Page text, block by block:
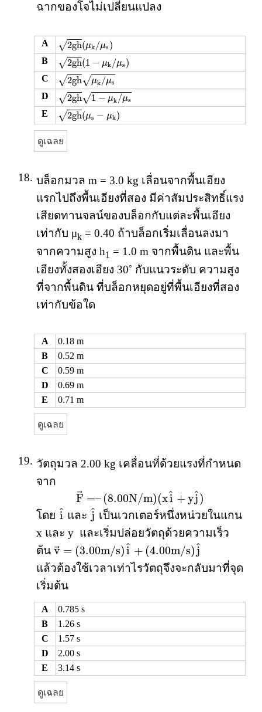
ฉากของโจไม่เปลี่ยนแปลง
A √2gh(μk /μs)
2gh(μk/μs)
B √2gh(1 − μk /μs)
2gh(1−μk/μs)
C √2gh√μk /μs
2ghμk/μs
D √2gh√1 − μk /μs
2gh1−μk/μs
E √2gh(μs − μk)
2gh(μs−μk)
ดูเฉลย
18. บล็อกมวล m = 3.0 kg เลื่อนจากพื้นเอียง
แรกไปถึงพื้นเอียงที่สอง มีค่าสัมประสิทธิ์แรง
เสียดทานจลน์ของบล็อกกับแต่ละพื้นเอียง
เท่ากับ μk= 0.40 ถ้าบล็อกเริ่มเลื่อนลงมา
จากความสูง h1 = 1.0 m จากพื้นดิน และพื้น
เอียงทั้งสองเอียง 30◦ กับแนวระดับ ความสูง
ที่จากพื้นดิน ที่บล็อกหยุดอยู่ที่พื้นเอียงที่สอง
เท่ากับข้อใด
A
0.18 m
B
0.52 m
C
0.59 m
D
0.69 m
E
0.71 m
ดูเฉลย
19. วัตถุมวล 2.00 kg เคลื่อนที่ด้วยแรงที่กำหนด
จาก
→
F =–(8.00N/m)(x^
i +y^
j)
F→ –( /m ) x i^ ^)
โดย ^
i
i^
และ ^
j
j^
เป็นเวกเตอร์หนึ่งหน่วยในแกน
x และ y และเริ่มปล่อยวัตถุด้วยความเร็ว
ต้น →
v = (3.00m/s)^
i + (4.00m/s)^
j
v → =( /s ) i^ 4.00m )j ^
แล้วต้องใช้เวลาเท่าไรวัตถุจึงจะกลับมาที่จุด
เริ่มต้น
A
0.785 s
B
1.26 s
C
1.57 s
D
2.00 s
E
3.14 s
ดูเฉลย